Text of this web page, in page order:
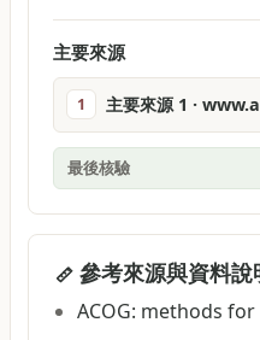
主要來源
1 主要來源 1 ·
最後核驗
參考來源與資料說
ACOG: methods